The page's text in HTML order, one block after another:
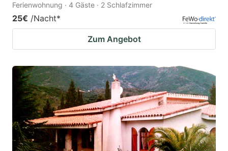
Ferienwohnung · 4 Gäste · 2 Schlafzimmer
25€ /Nacht*
Zum Angebot